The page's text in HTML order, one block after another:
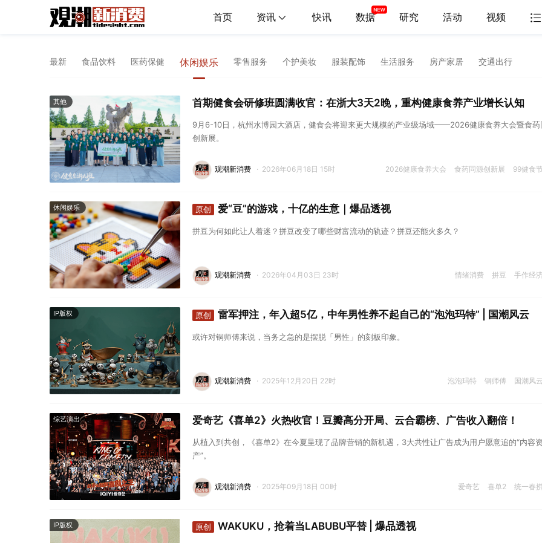
首页 资讯 快讯 数据 研究 活动 视频
最新 食品饮料 医药保健 休闲娱乐 零售服务 个护美妆 服装配饰 生活服务 房产家居 交通出行
其他 首期健食会研修班圆满收官：在浙大3天2晚，重构健康食养产业增长认知
9月6-10日，杭州水博园大酒店，健食会将迎来更大规模的产业级场域——2026健康食养大会暨食药
创新展。
2026健康食养大会 食药同源创新展 99健食节
观潮新消费 · 2026年06月18日 15时
休闲娱乐 原创 爱“豆”的游戏，十亿的生意｜爆品透视
拼豆为何如此让人着迷？拼豆改变了哪些财富流动的轨迹？拼豆还能火多久？
情绪消费 拼豆 手作经济
观潮新消费 · 2026年04月03日 23时
IP版权 原创 雷军押注，年入超5亿，中年男性养不起自己的“泡泡玛特” | 国潮风云
或许对铜师傅来说，当务之急的是摆脱「男性」的刻板印象。
泡泡玛特 铜师傅 国潮风云
观潮新消费 · 2025年12月20日 22时
综艺演出 爱奇艺《喜单2》火热收官！豆瓣高分开局、云合霸榜、广告收入翻倍！
从植入到共创，《喜单2》在今夏呈现了品牌营销的新机遇，3大共性让广告成为用户愿意追的“内容资
产”。
爱奇艺 喜单2 统一春拂
观潮新消费 · 2025年09月18日 00时
IP版权 原创 WAKUKU，抢着当LABUBU平替 | 爆品透视